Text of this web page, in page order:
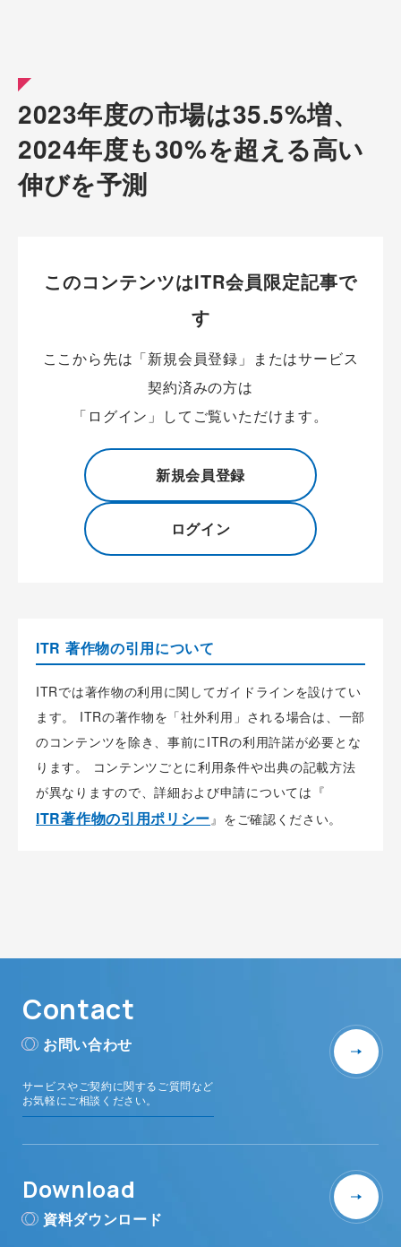
2023年度の市場は35.5%増、
2024年度も30%を超える高い
伸びを予測
このコンテンツはITR会員限定記事で
す
ここから先は「新規会員登録」またはサービス
契約済みの方は
「ログイン」してご覧いただけます。
新規会員登録
ログイン
ITR 著作物の引用について
ITRでは著作物の利用に関してガイドラインを設けてい
ます。 ITRの著作物を「社外利用」される場合は、一部
のコンテンツを除き、事前にITRの利用許諾が必要とな
ります。 コンテンツごとに利用条件や出典の記載方法
が異なりますので、詳細および申請については『
ITR著作物の引用ポリシー』をご確認ください。
Contact
お問い合わせ
サービスやご契約に関するご質問など
お気軽にご相談ください。
Download
資料ダウンロード